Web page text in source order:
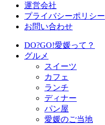
運営会社
プライバシーポリシー
お問い合わせ
DO?GO!愛媛って？
グルメ
スイーツ
カフェ
ランチ
ディナー
パン屋
愛媛のご当地